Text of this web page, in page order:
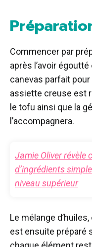
Commencer par
après l’avoir
canevas parfait
assiette creuse est
le tofu ainsi que la
l’accompagnera.
Jamie Oliver révèle
d’ingrédients
niveau supérieur
Le mélange
est ensuite préparé